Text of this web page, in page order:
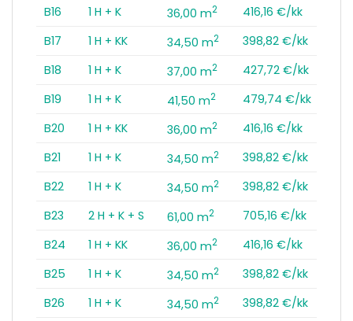
B16
1 H + K 36,00 m2
416,16 €/kk
B17
1 H + KK 34,50 m2
398,82 €/kk
B18
1 H + K 37,00 m2
427,72 €/kk
B19
1 H + K 41,50 m2
479,74 €/kk
B20
1 H + KK 36,00 m2
416,16 €/kk
B21
1 H + K 34,50 m2
398,82 €/kk
B22
1 H + K 34,50 m2
398,82 €/kk
B23
2 H + K + S 61,00 m2
705,16 €/kk
B24
1 H + KK 36,00 m2
416,16 €/kk
B25
1 H + K 34,50 m2
398,82 €/kk
B26
1 H + K 34,50 m2
398,82 €/kk